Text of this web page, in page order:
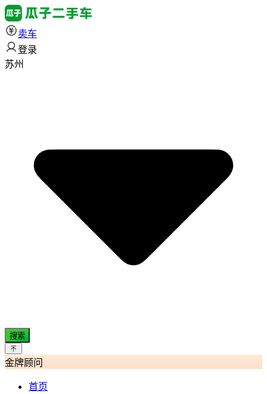
卖车
登录
苏州
搜索
金牌顾问
首页